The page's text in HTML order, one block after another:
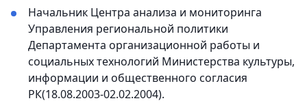
Начальник Центра анализа и мониторинга
Управления региональной политики
Департамента организационной работы и
социальных технологий Министерства культуры,
информации и общественного согласия
РК(18.08.2003-02.02.2004).